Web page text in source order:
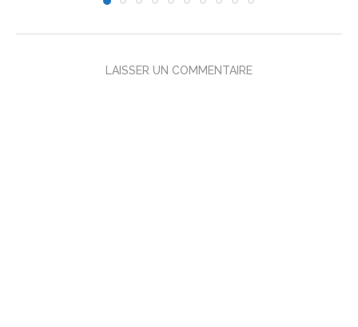
LAISSER UN COMMENTAIRE